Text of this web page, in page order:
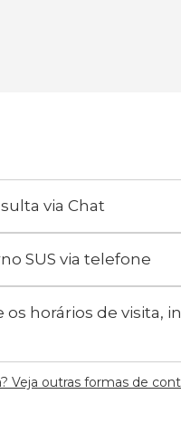
via Chat
SUS via telefone
os horários de visita,
Veja outras formas de